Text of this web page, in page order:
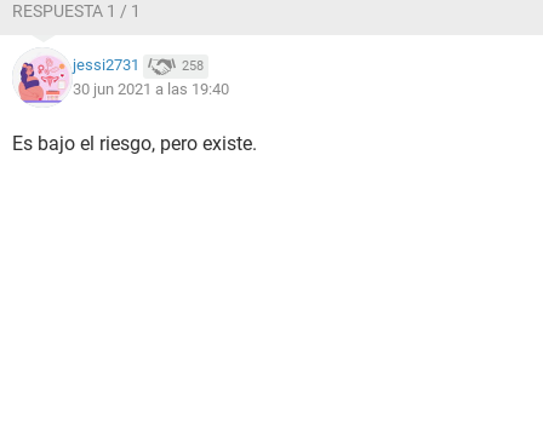
RESPUESTA 1 / 1
jessi2731 258
30 jun 2021 a las 19:40
Es bajo el riesgo, pero existe.